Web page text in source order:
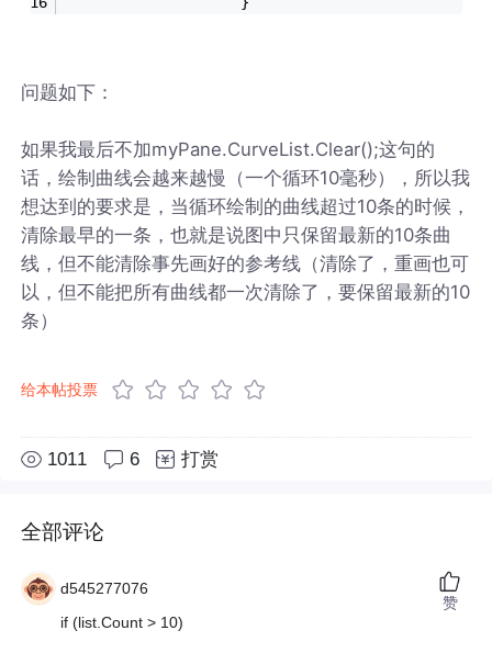
问题如下：
如果我最后不加myPane.CurveList.Clear();这句的
话，绘制曲线会越来越慢（一个循环10毫秒），所以我
想达到的要求是，当循环绘制的曲线超过10条的时候，
清除最早的一条，也就是说图中只保留最新的10条曲
线，但不能清除事先画好的参考线（清除了，重画也可
以，但不能把所有曲线都一次清除了，要保留最新的10
条）
给本帖投票
1011 6 打赏
全部评论
d545277076
if (list.Count > 10)
赞